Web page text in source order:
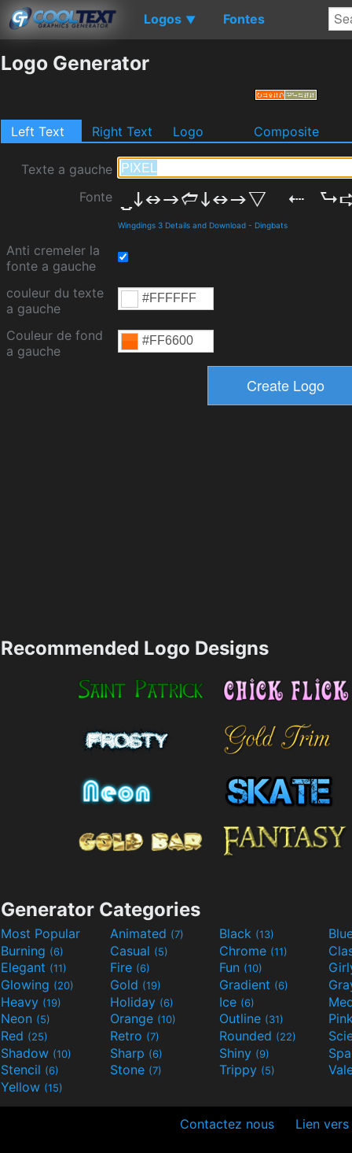
Logos ▼ Fontes
Logo Generator
Left Text Right Text Logo Composite
Texte a gauche
Fonte
Wingdings 3 Details and Download - Dingbats
Anti cremeler la
fonte a gauche
couleur du texte
a gauche
Couleur de fond
a gauche
Recommended Logo Designs
Generator Categories
Most Popular Animated (7) Black (13)
Burning (6) Casual (5) Chrome (11)
Elegant (11) Fire (6) Fun (10)
Glowing (20) Gold (19) Gradient (6)
Heavy (19) Holiday (6) Ice (6)
Neon (5) Orange (10) Outline (31)
Red (25) Retro (7) Rounded (22)
Shadow (10) Sharp (6) Shiny (9)
Stencil (6) Stone (7) Trippy (5)
Yellow (15)
Contactez nous Lien